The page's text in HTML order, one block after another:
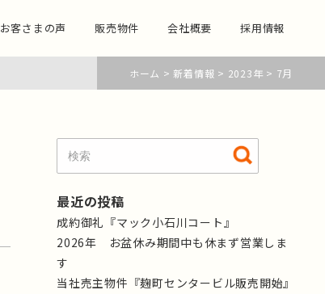
お客さまの声 販売物件 会社概要 採用情報
ホーム > 新着情報 > 2023年 > 7月
最近の投稿
成約御礼『マック小石川コート』
2026年 お盆休み期間中も休まず営業しま
す
当社売主物件『麹町センタービル販売開始』